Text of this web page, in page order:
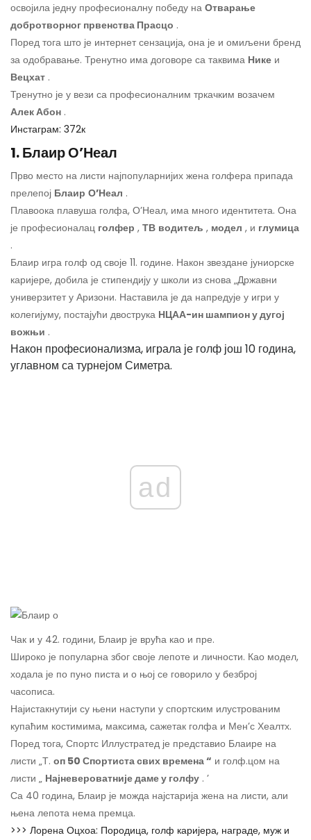
освојила једну професионалну победу на Отварање
добротворног првенства Прасцо .
Поред тога што је интернет сензација, она је и омиљени бренд
за одобравање. Тренутно има договоре са таквима Нике и
Вецхат .
Тренутно је у вези са професионалним тркачким возачем
Алек Абон .
Инстаграм: 372к
1. Блаир О’Неал
Прво место на листи најпопуларнијих жена голфера припада
прелепој Блаир О’Неал .
Плавоока плавуша голфа, О’Неал, има много идентитета. Она
је професионалац голфер , ТВ водитељ , модел , и глумица
.
Блаир игра голф од своје 11. године. Након звездане јуниорске
каријере, добила је стипендију у школи из снова „Државни
универзитет у Аризони. Наставила је да напредује у игри у
колегијуму, постајући двострука НЦАА-ин шампион у дугој
вожњи .
Након професионализма, играла је голф још 10 година,
углавном са турнејом Симетра.
ad
Чак и у 42. години, Блаир је врућа као и пре.
Широко је популарна због своје лепоте и личности. Као модел,
ходала је по пуно писта и о њој се говорило у безброј
часописа.
Најистакнутији су њени наступи у спортским илустрованим
купаћим костимима, максима, сажетак голфа и Мен’с Хеалтх.
Поред тога, Спортс Иллустратед је представио Блаире на
листи „Т. оп 50 Спортиста свих времена “ и голф.цом на
листи „ Најневероватније даме у голфу . ’
Са 40 година, Блаир је можда најстарија жена на листи, али
њена лепота нема премца.
>>> Лорена Оцхоа: Породица, голф каријера, награде, муж и